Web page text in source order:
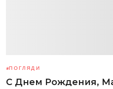
ПОГЛЯДИ
С Днем Рождения,